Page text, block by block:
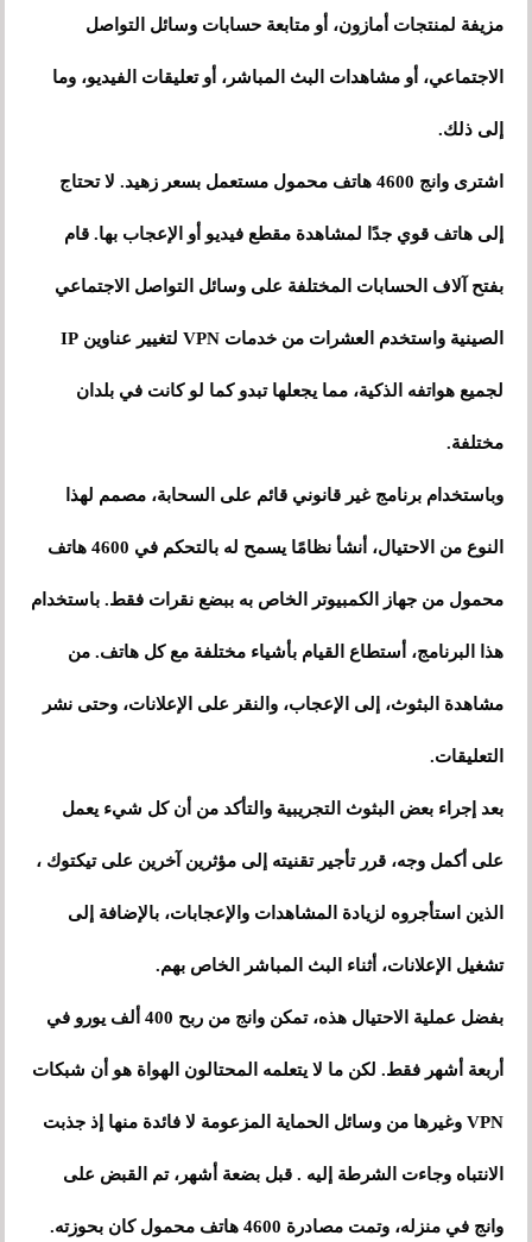
مزيفة لمنتجات أمازون، أو متابعة حسابات وسائل التواصل
الاجتماعي، أو مشاهدات البث المباشر، أو تعليقات الفيديو، وما
إلى ذلك.
اشترى وانج 4600 هاتف محمول مستعمل بسعر زهيد. لا تحتاج
إلى هاتف قوي جدًا لمشاهدة مقطع فيديو أو الإعجاب بها. قام
بفتح آلاف الحسابات المختلفة على وسائل التواصل الاجتماعي
الصينية واستخدم العشرات من خدمات VPN لتغيير عناوين IP
لجميع هواتفه الذكية، مما يجعلها تبدو كما لو كانت في بلدان
مختلفة.
وباستخدام برنامج غير قانوني قائم على السحابة، مصمم لهذا
النوع من الاحتيال، أنشأ نظامًا يسمح له بالتحكم في 4600 هاتف
محمول من جهاز الكمبيوتر الخاص به ببضع نقرات فقط. باستخدام
هذا البرنامج، أستطاع القيام بأشياء مختلفة مع كل هاتف. من
مشاهدة البثوث، إلى الإعجاب، والنقر على الإعلانات، وحتى نشر
التعليقات.
بعد إجراء بعض البثوث التجريبية والتأكد من أن كل شيء يعمل
على أكمل وجه، قرر تأجير تقنيته إلى مؤثرين آخرين على تيكتوك ،
الذين استأجروه لزيادة المشاهدات والإعجابات، بالإضافة إلى
تشغيل الإعلانات، أثناء البث المباشر الخاص بهم.
بفضل عملية الاحتيال هذه، تمكن وانج من ربح 400 ألف يورو في
أربعة أشهر فقط. لكن ما لا يتعلمه المحتالون الهواة هو أن شبكات
VPN وغيرها من وسائل الحماية المزعومة لا فائدة منها إذ جذبت
الانتباه وجاءت الشرطة إليه . قبل بضعة أشهر، تم القبض على
وانج في منزله، وتمت مصادرة 4600 هاتف محمول كان بحوزته.